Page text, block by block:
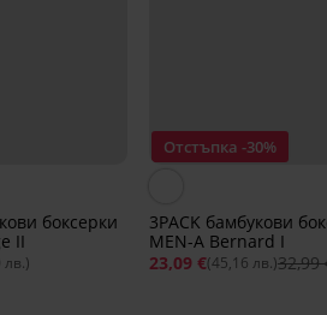
боксерки
II
лв.)
Отстъпка -30%
3PACK бамбукови
MEN-A Bernard I
23,09 €(45,16 лв.)32,99